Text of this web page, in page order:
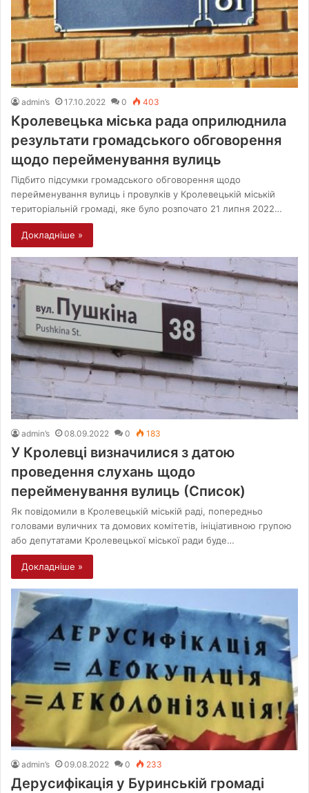
admin’s 17.10.2022 0 403
Кролевецька міська рада оприлюднила
результати громадського обговорення
щодо перейменування вулиць
Підбито підсумки громадського обговорення щодо
перейменування вулиць і провулків у Кролевецькій міській
територіальній громаді, яке було розпочато 21 липня 2022…
Докладніше »
admin’s 08.09.2022 0 183
У Кролевці визначилися з датою
проведення слухань щодо
перейменування вулиць (Список)
Як повідомили в Кролевецькій міській раді, попередньо
головами вуличних та домових комітетів, ініціативною групою
або депутатами Кролевецької міської ради буде…
Докладніше »
admin’s 09.08.2022 0 233
Дерусифікація у Буринській громаді